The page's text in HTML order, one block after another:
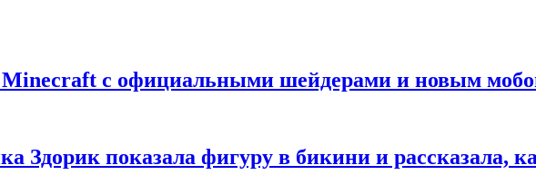
с официальными шейдерами и новым
Здорик показала фигуру в бикини и рассказала,